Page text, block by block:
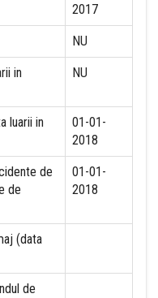
2017
NU
in
NU
luarii in
01-01-
2018
de
de
01-01-
2018
(data
de